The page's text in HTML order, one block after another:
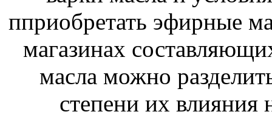
пприобретать эфирные
магазинах
масла можно
степени их влияния